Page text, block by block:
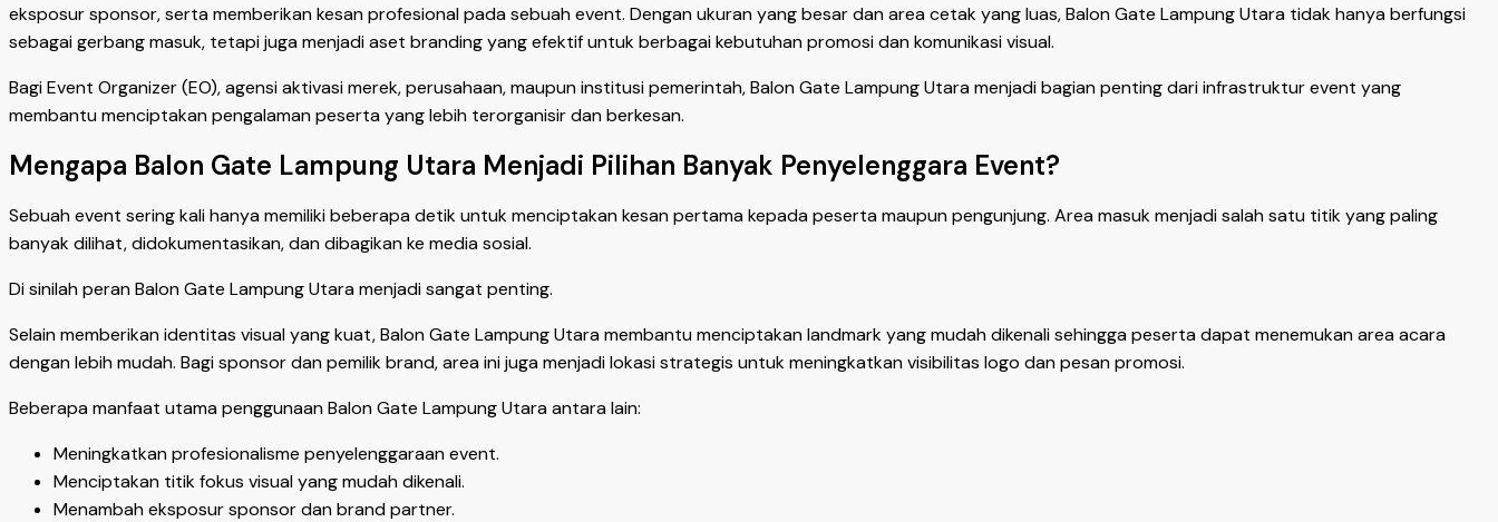
eksposur sponsor, serta memberikan kesan profesional pada sebuah event. Dengan ukuran yang besar dan area cetak yang luas, Balon Gate Lampung Utara tidak hanya berfungsi
sebagai gerbang masuk, tetapi juga menjadi aset branding yang efektif untuk berbagai kebutuhan promosi dan komunikasi visual.
Bagi Event Organizer (EO), agensi aktivasi merek, perusahaan, maupun institusi pemerintah, Balon Gate Lampung Utara menjadi bagian penting dari infrastruktur event yang
membantu menciptakan pengalaman peserta yang lebih terorganisir dan berkesan.
Mengapa Balon Gate Lampung Utara Menjadi Pilihan Banyak Penyelenggara Event?
Sebuah event sering kali hanya memiliki beberapa detik untuk menciptakan kesan pertama kepada peserta maupun pengunjung. Area masuk menjadi salah satu titik yang paling
banyak dilihat, didokumentasikan, dan dibagikan ke media sosial.
Di sinilah peran Balon Gate Lampung Utara menjadi sangat penting.
Selain memberikan identitas visual yang kuat, Balon Gate Lampung Utara membantu menciptakan landmark yang mudah dikenali sehingga peserta dapat menemukan area acara
dengan lebih mudah. Bagi sponsor dan pemilik brand, area ini juga menjadi lokasi strategis untuk meningkatkan visibilitas logo dan pesan promosi.
Beberapa manfaat utama penggunaan Balon Gate Lampung Utara antara lain:
Meningkatkan profesionalisme penyelenggaraan event.
Menciptakan titik fokus visual yang mudah dikenali.
Menambah eksposur sponsor dan brand partner.